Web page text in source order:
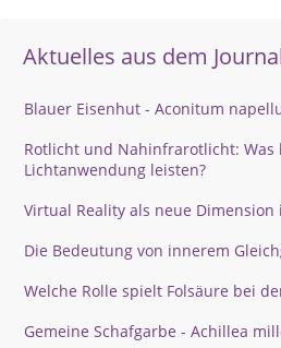
Aktuelles aus dem
Blauer Eisenhut - Aconitum
Rotlicht und Nahinfrarotlicht: Was
Lichtanwendung leisten?
Virtual Reality als neue
Die Bedeutung von innerem
Welche Rolle spielt Folsäure bei
Gemeine Schafgarbe - Achillea